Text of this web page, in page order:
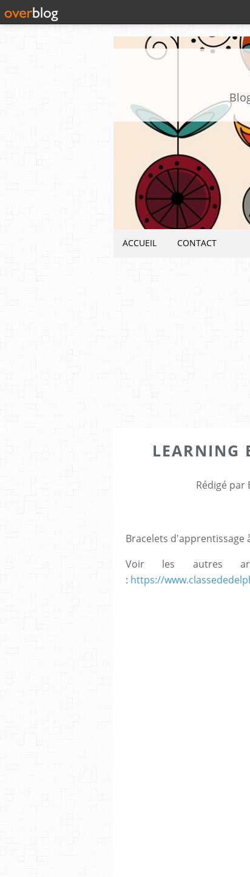
ACCUEIL CONTACT
LEARNING
Rédigé par
Bracelets
Voir les autres
: https://